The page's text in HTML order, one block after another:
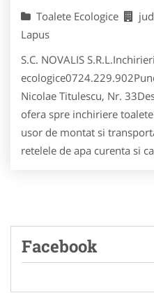
Toalete Ecologice
Lapus
S.C. NOVALIS
Nicolae Titulescu, Nr.
ofera spre inchiriere
usor de montat si
retelele de apa curenta si
Facebook